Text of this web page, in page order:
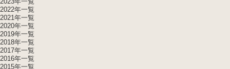
2022年一覧
2021年一覧
2020年一覧
2019年一覧
2018年一覧
2017年一覧
2016年一覧
2015年一覧